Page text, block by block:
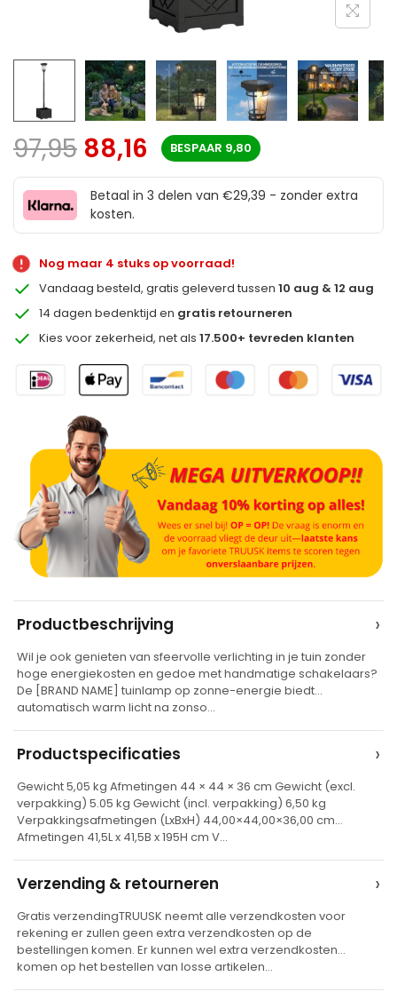
97,95 88,16 BESPAAR 9,80
Betaal in 3 delen van €29,39 - zonder extra
kosten.
Nog maar 4 stuks op voorraad!
Vandaag besteld, gratis geleverd tussen10 aug & 12 aug
14 dagen bedenktijd en gratis retourneren
Kies voor zekerheid, net als17.500+ tevreden klanten
t
e
r
a
t
v
e
Productbeschrijving ›
Wil je ook genieten van sfeervolle verlichting in je tuin zonder
hoge energiekosten en gedoe met handmatige schakelaars?
De [BRAND NAME] tuinlamp op zonne-energie biedt
automatisch warm licht na zonso…
Productspecificaties ›
Gewicht 5,05 kg Afmetingen 44 × 44 × 36 cm Gewicht (excl.
verpakking) 5.05 kg Gewicht (incl. verpakking) 6,50 kg
Verpakkingsafmetingen (LxBxH) 44,00×44,00×36,00 cm
Afmetingen 41,5L x 41,5B x 195H cm V…
Verzending & retourneren ›
Gratis verzendingTRUUSK neemt alle verzendkosten voor
rekening er zullen geen extra verzendkosten op de
bestellingen komen. Er kunnen wel extra verzendkosten
komen op het bestellen van losse artikelen…